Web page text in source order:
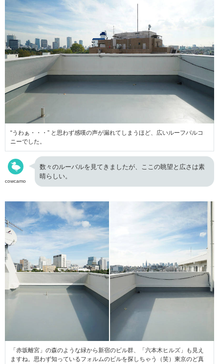
“うわぁ・・・” と思わず感嘆の声が漏れてしまうほど、広いルーフバルコ
ニーでした。
cowcamo
数々のルーバルを見てきましたが、ここの眺望と広さは素
晴らしい。
「赤坂離宮」の森のような緑から新宿のビル群、「六本木ヒルズ」も見え
ますね。思わず知っているフォルムのビルを探しちゃう（笑）東京のど真